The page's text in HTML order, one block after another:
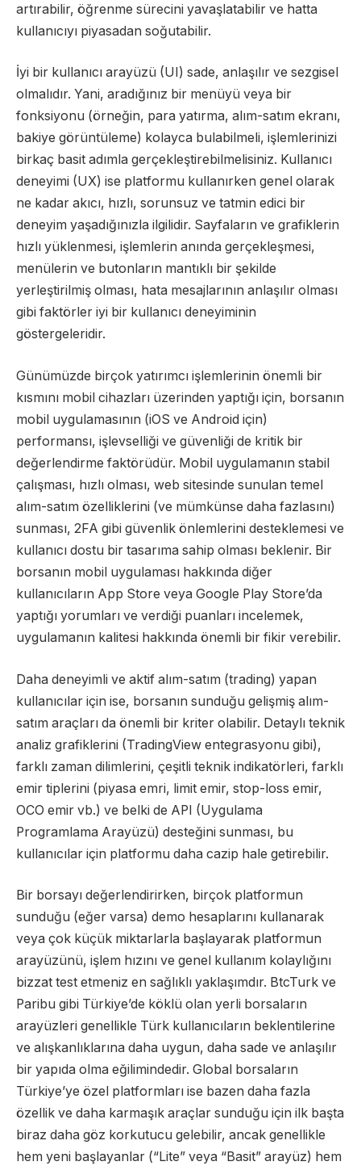
artırabilir, öğrenme sürecini yavaşlatabilir ve hatta
kullanıcıyı piyasadan soğutabilir.
İyi bir kullanıcı arayüzü (UI) sade, anlaşılır ve sezgisel
olmalıdır. Yani, aradığınız bir menüyü veya bir
fonksiyonu (örneğin, para yatırma, alım-satım ekranı,
bakiye görüntüleme) kolayca bulabilmeli, işlemlerinizi
birkaç basit adımla gerçekleştirebilmelisiniz. Kullanıcı
deneyimi (UX) ise platformu kullanırken genel olarak
ne kadar akıcı, hızlı, sorunsuz ve tatmin edici bir
deneyim yaşadığınızla ilgilidir. Sayfaların ve grafiklerin
hızlı yüklenmesi, işlemlerin anında gerçekleşmesi,
menülerin ve butonların mantıklı bir şekilde
yerleştirilmiş olması, hata mesajlarının anlaşılır olması
gibi faktörler iyi bir kullanıcı deneyiminin
göstergeleridir.
Günümüzde birçok yatırımcı işlemlerinin önemli bir
kısmını mobil cihazları üzerinden yaptığı için, borsanın
mobil uygulamasının (iOS ve Android için)
performansı, işlevselliği ve güvenliği de kritik bir
değerlendirme faktörüdür. Mobil uygulamanın stabil
çalışması, hızlı olması, web sitesinde sunulan temel
alım-satım özelliklerini (ve mümkünse daha fazlasını)
sunması, 2FA gibi güvenlik önlemlerini desteklemesi ve
kullanıcı dostu bir tasarıma sahip olması beklenir. Bir
borsanın mobil uygulaması hakkında diğer
kullanıcıların App Store veya Google Play Store’da
yaptığı yorumları ve verdiği puanları incelemek,
uygulamanın kalitesi hakkında önemli bir fikir verebilir.
Daha deneyimli ve aktif alım-satım (trading) yapan
kullanıcılar için ise, borsanın sunduğu gelişmiş alım-
satım araçları da önemli bir kriter olabilir. Detaylı teknik
analiz grafiklerini (TradingView entegrasyonu gibi),
farklı zaman dilimlerini, çeşitli teknik indikatörleri, farklı
emir tiplerini (piyasa emri, limit emir, stop-loss emir,
OCO emir vb.) ve belki de API (Uygulama
Programlama Arayüzü) desteğini sunması, bu
kullanıcılar için platformu daha cazip hale getirebilir.
Bir borsayı değerlendirirken, birçok platformun
sunduğu (eğer varsa) demo hesaplarını kullanarak
veya çok küçük miktarlarla başlayarak platformun
arayüzünü, işlem hızını ve genel kullanım kolaylığını
bizzat test etmeniz en sağlıklı yaklaşımdır. BtcTurk ve
Paribu gibi Türkiye’de köklü olan yerli borsaların
arayüzleri genellikle Türk kullanıcıların beklentilerine
ve alışkanlıklarına daha uygun, daha sade ve anlaşılır
bir yapıda olma eğilimindedir. Global borsaların
Türkiye’ye özel platformları ise bazen daha fazla
özellik ve daha karmaşık araçlar sunduğu için ilk başta
biraz daha göz korkutucu gelebilir, ancak genellikle
hem yeni başlayanlar (“Lite” veya “Basit” arayüz) hem